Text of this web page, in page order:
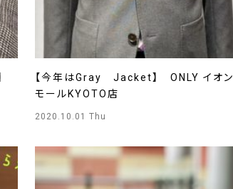
【今年はGray Jacket】 ONLY イオン
モールKYOTO店
2020.10.01 Thu